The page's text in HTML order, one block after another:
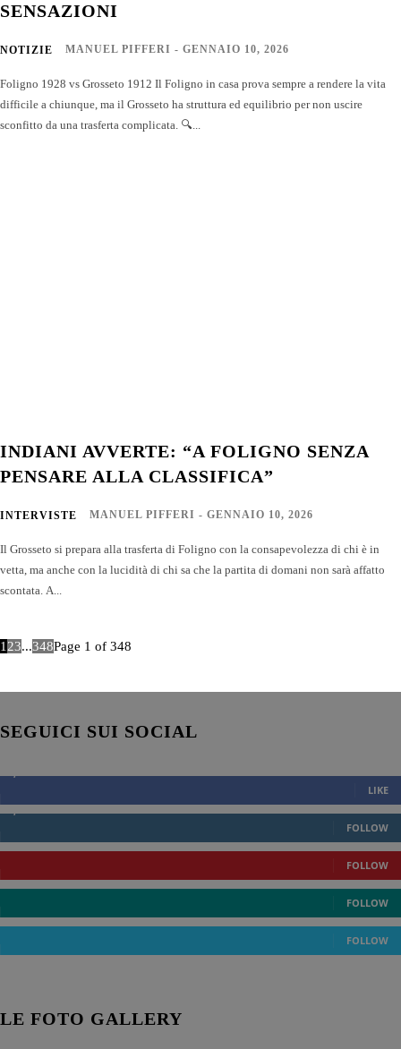
SENSAZIONI
NOTIZIE MANUEL PIFFERI - GENNAIO 10, 2026
Foligno 1928 vs Grosseto 1912 Il Foligno in casa prova sempre a rendere la vita
difficile a chiunque, ma il Grosseto ha struttura ed equilibrio per non uscire
sconfitto da una trasferta complicata. 🔍...
INDIANI AVVERTE: “A FOLIGNO SENZA
PENSARE ALLA CLASSIFICA”
INTERVISTE MANUEL PIFFERI - GENNAIO 10, 2026
Il Grosseto si prepara alla trasferta di Foligno con la consapevolezza di chi è in
vetta, ma anche con la lucidità di chi sa che la partita di domani non sarà affatto
scontata. A...
1 23...348Page 1 of 348
SEGUICI SUI SOCIAL
LIKE
FOLLOW
FOLLOW
FOLLOW
FOLLOW
LE FOTO GALLERY